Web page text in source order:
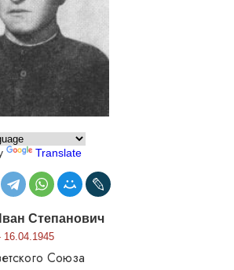
Translate
Степанович
16.04.1945
Союза